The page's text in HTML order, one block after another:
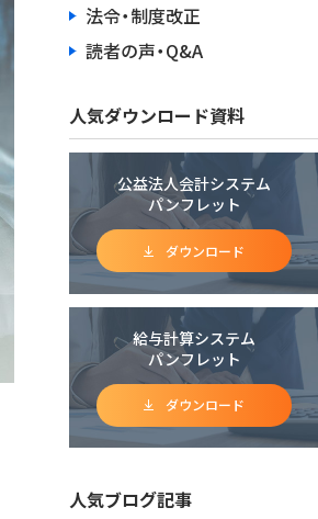
法令・制度改正
読者の声・Q&A
人気ダウンロード資料
公益法人会計システム
パンフレット
ダウンロード
給与計算システム
パンフレット
ダウンロード
人気ブログ記事